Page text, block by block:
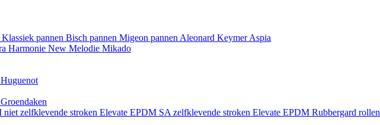
Klassiek pannen Bisch pannen Migeon pannen Aleonard KeymerAspia
Harmonie New Melodie Mikado
Groendaken
zelfklevende stroken Elevate EPDM SA zelfklevende stroken Elevate EPDM Rubbergard rollen